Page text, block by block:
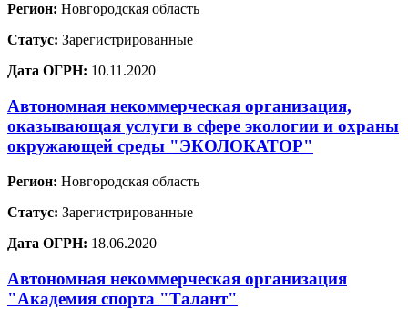
Регион: Новгородская область
Статус: Зарегистрированные
Дата ОГРН: 10.11.2020
Автономная некоммерческая организация,
оказывающая услуги в сфере экологии и охраны
окружающей среды "ЭКОЛОКАТОР"
Регион: Новгородская область
Статус: Зарегистрированные
Дата ОГРН: 18.06.2020
Автономная некоммерческая организация
"Академия спорта "Талант"